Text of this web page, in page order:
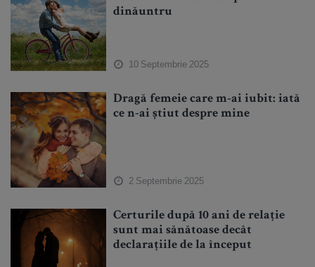
dinăuntru
10 Septembrie 2025
Dragă femeie care m-ai iubit: iată
ce n-ai știut despre mine
2 Septembrie 2025
Certurile după 10 ani de relație
sunt mai sănătoase decât
declarațiile de la început